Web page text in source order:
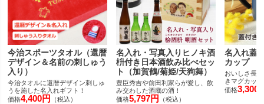
今治スポーツタオル（還暦
デザイン＆名前の刺しゅう
入り）
今治タオルに還暦デザイン刺しゅ
うを施した名入れギフト！
価格4,400円 （税込）
名入れ・写真入りヒノキ酒
枡付き日本酒飲み比べセッ
ト（加賀鶴/菊姫/天狗舞）
豊臣秀吉や前田利家らが愛し、飲
み交わした酒蔵の酒！
価格5,797円 （税込）
名入れ蓋
カップ
おいしさ長
きマグカップ
価格3,300